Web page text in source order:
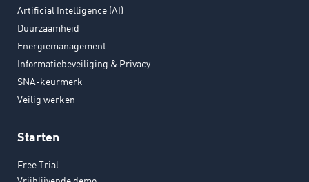
Artificial Intelligence (AI)
Duurzaamheid
Energiemanagement
Informatiebeveiliging & Privacy
SNA-keurmerk
Veilig werken
Starten
Free Trial